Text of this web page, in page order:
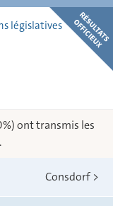
législatives
ont transmis les
Consdorf >